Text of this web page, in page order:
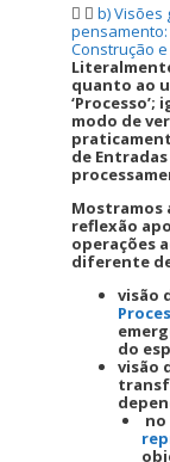
b) Visões
Construção
quanto ao
modo de
de
Mostramos
reflexão
operações
diferente
visão
do
visão
no